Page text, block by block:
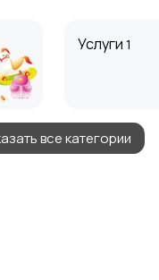
Услуги 1
Для Бизнеса
все категории